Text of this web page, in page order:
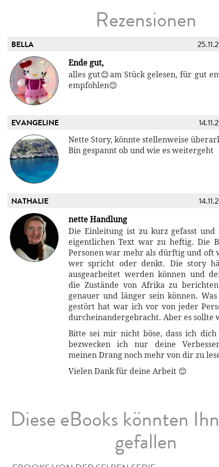
Rezensionen
BELLA
Ende gut,
alles gut😊am Stück gelesen, für gut
empfohlen😊
EVANGELINE
Nette Story, könnte stellenweise
Bin gespannt ob und wie es weitergeht
NATHALIE
nette Handlung
Die Einleitung ist zu kurz gefasst und
eigentlichen Text war zu heftig. Die
Personen war mehr als dürftig und oft
wer spricht oder denkt. Die story
ausgearbeitet werden können und
die Zustände von Afrika zu
genauer und länger sein können.
gestört hat war ich vor von jeder
durcheinandergebracht. Aber es sollte
Bitte sei mir nicht böse, dass ich
bezwecken ich nur deine
meinen Drang noch mehr von dir zu
Vielen Dank für deine Arbeit 😊
Diese eBooks könnten
gefallen